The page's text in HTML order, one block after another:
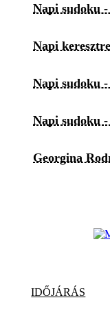
Napi sudoku
Napi
Napi sudoku
Napi sudoku
Georgina
IDŐJÁRÁS